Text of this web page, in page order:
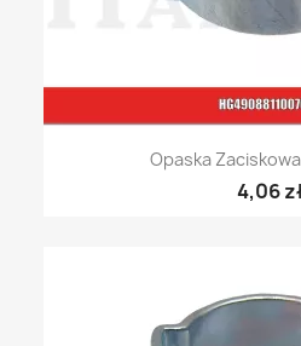
Opaska
4,06